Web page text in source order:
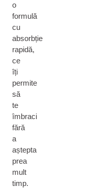
o
formulă
cu
absorbție
rapidă,
ce
îți
permite
să
te
îmbraci
fără
a
aștepta
prea
mult
timp.